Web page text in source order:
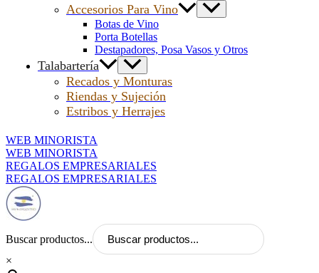
Accesorios Para Vino
Botas de Vino
Porta Botellas
Destapadores, Posa Vasos y Otros
Talabartería
Recados y Monturas
Riendas y Sujeción
Estribos y Herrajes
WEB MINORISTA
WEB MINORISTA
REGALOS EMPRESARIALES
REGALOS EMPRESARIALES
Buscar productos...
×